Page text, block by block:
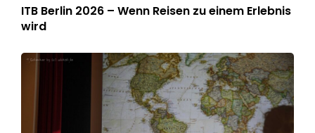
ITB Berlin 2026 – Wenn Reisen zu einem Erlebnis
wird